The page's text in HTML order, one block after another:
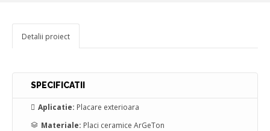
Detalii proiect
SPECIFICATII
Aplicatie: Placare exterioara
Materiale: Placi ceramice ArGeTon